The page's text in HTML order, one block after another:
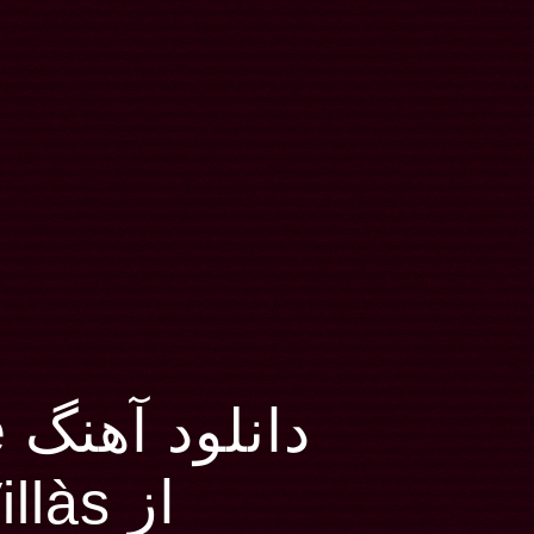
دانلود آهنگ The Wild Side
از Valeria Villàs